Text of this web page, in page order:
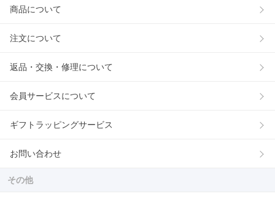
商品について
注文について
返品・交換・修理について
会員サービスについて
ギフトラッピングサービス
お問い合わせ
その他